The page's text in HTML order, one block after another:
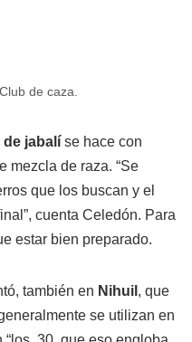
de caza.
de jabalí se hace con
mezcla de raza. “Se
que los buscan y el
cuenta Celedón. Para
estar bien preparado.
también en Nihuil , que
se utilizan en